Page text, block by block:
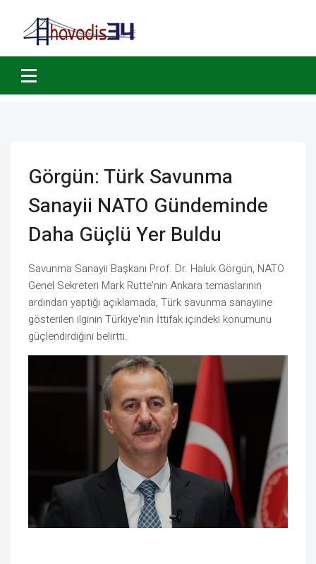
Görgün: Türk Savunma
Sanayii NATO Gündeminde
Daha Güçlü Yer Buldu
Savunma Sanayii Başkanı Prof. Dr. Haluk Görgün, NATO
Genel Sekreteri Mark Rutte'nin Ankara temaslarının
ardından yaptığı açıklamada, Türk savunma sanayiine
gösterilen ilginin Türkiye'nin İttifak içindeki konumunu
güçlendirdiğini belirtti.